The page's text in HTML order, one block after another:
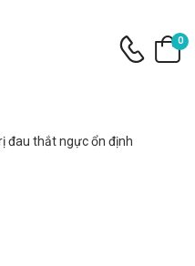
0
đau thắt ngực ổn định